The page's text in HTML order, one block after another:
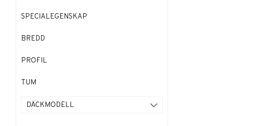
SPECIALEGENSKAP
BREDD
PROFIL
TUM
DÄCKMODELL